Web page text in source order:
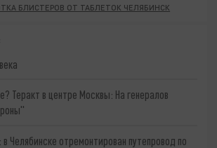
БЛИСТЕРОВ ОТ ТАБЛЕТОК ЧЕЛЯБИНСК
Теракт в центре Москвы: На генералов
Челябинске отремонтирован путепровод по